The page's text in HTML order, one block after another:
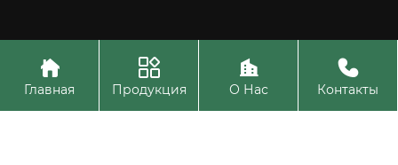
Авторское право©ООО Юнчжоу Ялидэ Технолоджи

Главная

Продукция

О Нас

Контакты